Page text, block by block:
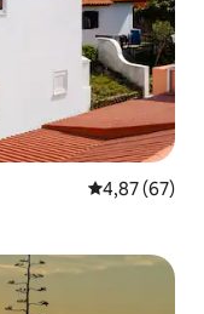
Prosječna
4,87 (67)